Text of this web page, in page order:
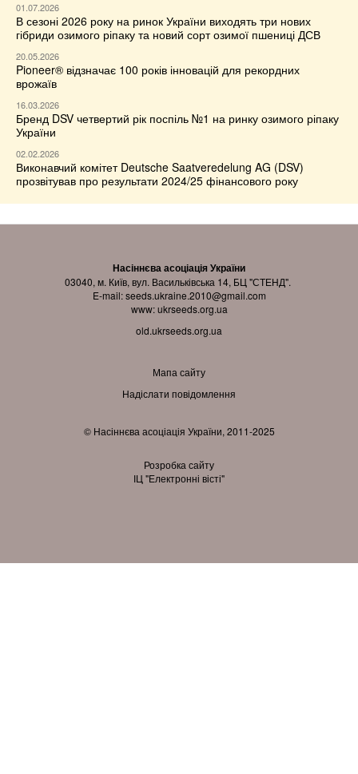
01.07.2026
В сезоні 2026 року на ринок України виходять три нових
гібриди озимого ріпаку та новий сорт озимої пшениці ДСВ
20.05.2026
Pioneer® відзначає 100 років інновацій для рекордних
врожаїв
16.03.2026
Бренд DSV четвертий рік поспіль №1 на ринку озимого ріпаку
України
02.02.2026
Виконавчий комітет Deutsche Saatveredelung AG (DSV)
прозвітував про результати 2024/25 фінансового року
Насіннєва асоціація України
03040, м. Київ, вул. Васильківська 14, БЦ "СТЕНД".
E-mail:seeds.ukraine.2010@gmail.com
www:ukrseeds.org.ua
old.ukrseeds.org.ua
Мапа сайту
Надіслати повідомлення
© Насіннєва асоціація України, 2011-2025
Розробка сайту
ІЦ "Електронні вісті"